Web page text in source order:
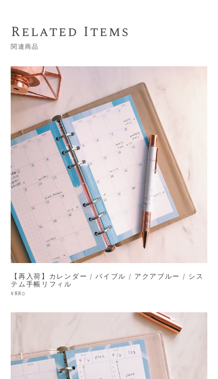
Related Items
関連商品
【再入荷】カレンダー / バイブル / アクアブルー / シス
テム手帳リフィル
¥880